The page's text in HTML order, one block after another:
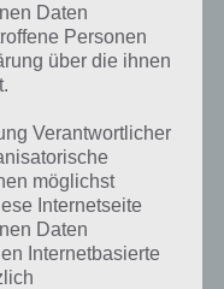
Lösung
dieses eigentlich und was
zu Im Land der
wir daher auch
Informationen parat!
Daten
Personen
über die ihnen
Verantwortlicher
möglichst
Internetseite
Daten
Internetbasierte